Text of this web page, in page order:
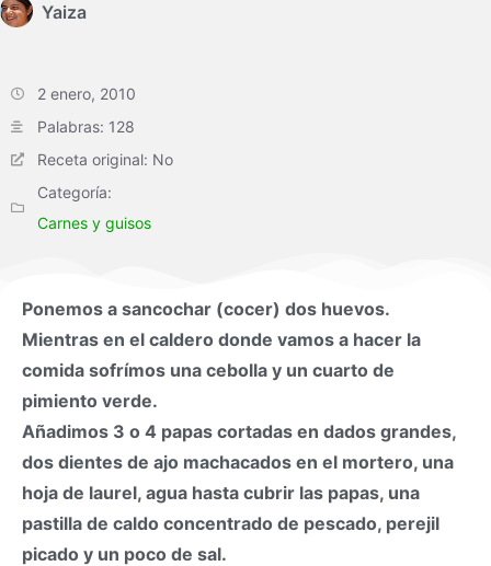
Yaiza
2 enero, 2010
Palabras: 128
Receta original: No
Categoría:
Carnes y guisos
Ponemos a sancochar (cocer) dos huevos.
Mientras en el caldero donde vamos a hacer la
comida sofrímos una cebolla y un cuarto de
pimiento verde.
Añadimos 3 o 4 papas cortadas en dados grandes,
dos dientes de ajo machacados en el mortero, una
hoja de laurel, agua hasta cubrir las papas, una
pastilla de caldo concentrado de pescado, perejil
picado y un poco de sal.